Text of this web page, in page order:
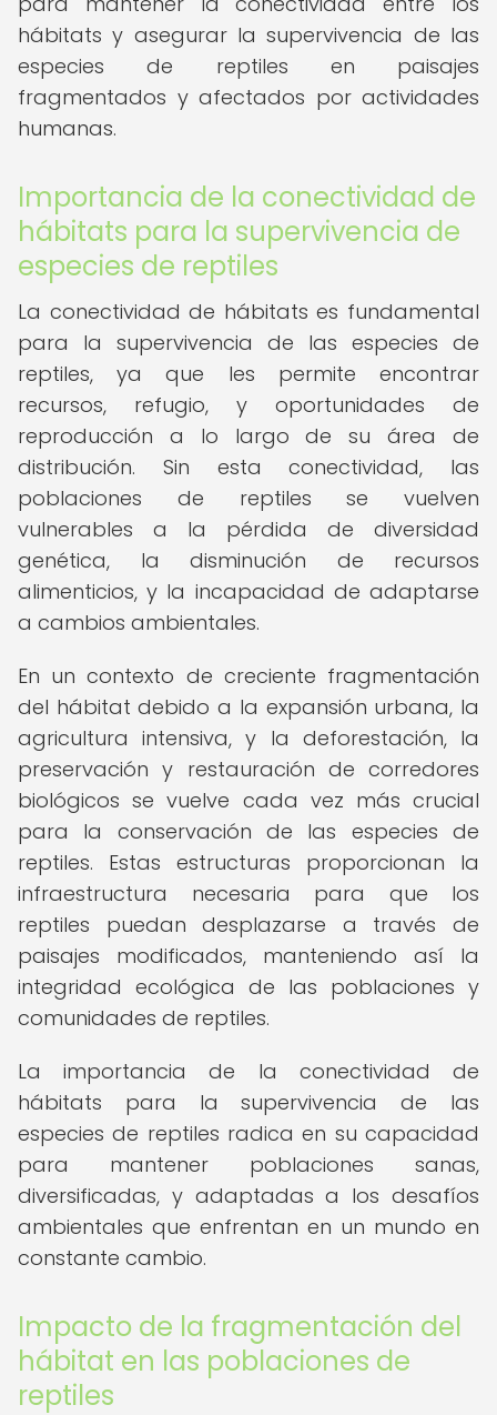
hábitats y asegurar la supervivencia de las
especies de reptiles en paisajes
fragmentados y afectados por actividades
humanas.
Importancia de la conectividad de
hábitats para la supervivencia de
especies de reptiles
La conectividad de hábitats es fundamental
para la supervivencia de las especies de
reptiles, ya que les permite encontrar
recursos, refugio, y oportunidades de
reproducción a lo largo de su área de
distribución. Sin esta conectividad, las
poblaciones de reptiles se vuelven
vulnerables a la pérdida de diversidad
genética, la disminución de recursos
alimenticios, y la incapacidad de adaptarse
a cambios ambientales.
En un contexto de creciente fragmentación
del hábitat debido a la expansión urbana, la
agricultura intensiva, y la deforestación, la
preservación y restauración de corredores
biológicos se vuelve cada vez más crucial
para la conservación de las especies de
reptiles. Estas estructuras proporcionan la
infraestructura necesaria para que los
reptiles puedan desplazarse a través de
paisajes modificados, manteniendo así la
integridad ecológica de las poblaciones y
comunidades de reptiles.
La importancia de la conectividad de
hábitats para la supervivencia de las
especies de reptiles radica en su capacidad
para mantener poblaciones sanas,
diversificadas, y adaptadas a los desafíos
ambientales que enfrentan en un mundo en
constante cambio.
Impacto de la fragmentación del
hábitat en las poblaciones de
reptiles